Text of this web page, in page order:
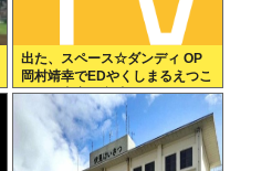
出た、スペース☆ダンディ OP
岡村靖幸でEDやくしまるえつこ
なのに内容が意味不明なアニメ